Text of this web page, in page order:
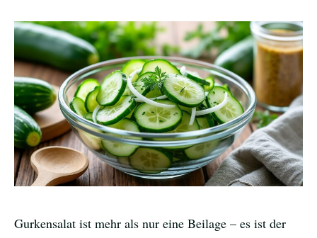
Gurkensalat ist mehr als nur eine Beilage – es ist der